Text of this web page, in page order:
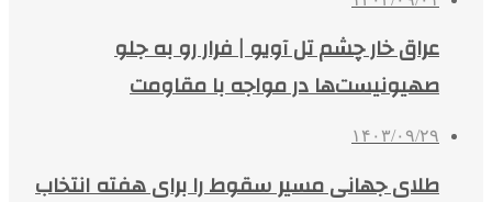
عراق خار چشم تل آویو | فرار رو به جلو
صهیونیست‌ها در مواجه با مقاومت
۱۴۰۳/۰۹/۲۹
طلای جهانی مسیر سقوط را برای هفته انتخاب